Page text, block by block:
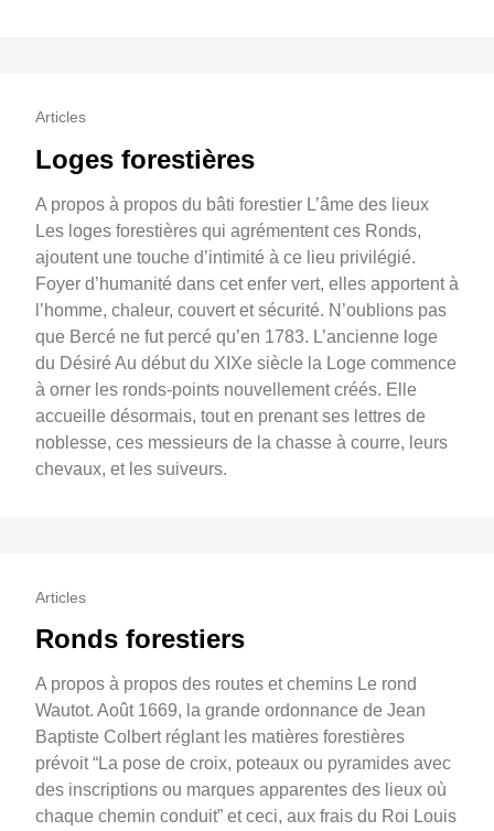
Articles
Loges forestières
A propos à propos du bâti forestier L’âme des lieux
Les loges forestières qui agrémentent ces Ronds,
ajoutent une touche d’intimité à ce lieu privilégié.
Foyer d’humanité dans cet enfer vert, elles apportent à
l’homme, chaleur, couvert et sécurité. N’oublions pas
que Bercé ne fut percé qu’en 1783. L’ancienne loge
du Désiré Au début du XIXe siècle la Loge commence
à orner les ronds-points nouvellement créés. Elle
accueille désormais, tout en prenant ses lettres de
noblesse, ces messieurs de la chasse à courre, leurs
chevaux, et les suiveurs.
Articles
Ronds forestiers
A propos à propos des routes et chemins Le rond
Wautot. Août 1669, la grande ordonnance de Jean
Baptiste Colbert réglant les matières forestières
prévoit “La pose de croix, poteaux ou pyramides avec
des inscriptions ou marques apparentes des lieux où
chaque chemin conduit” et ceci, aux frais du Roi Louis